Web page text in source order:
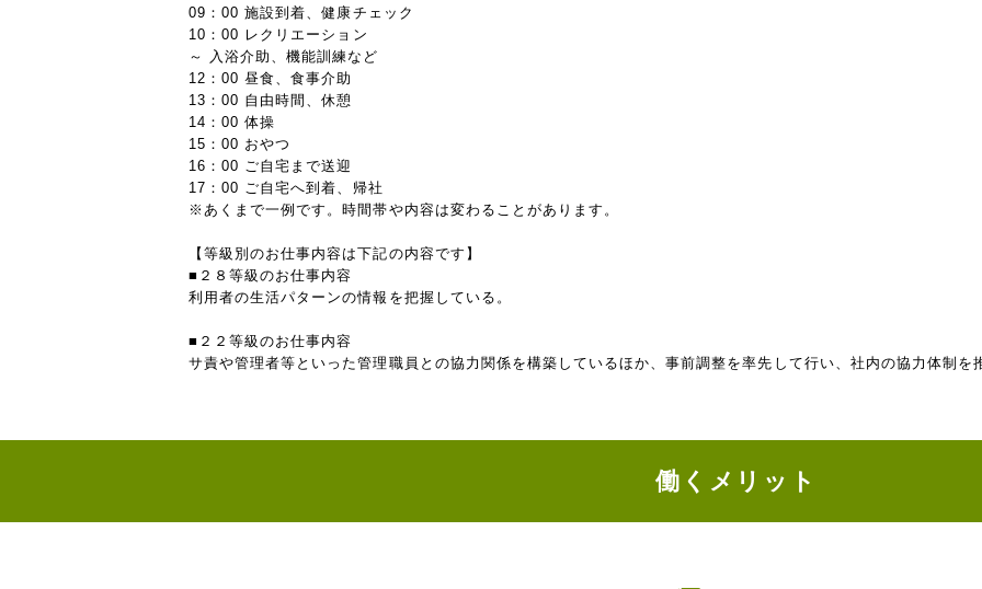
09：00 施設到着、健康チェック
10：00 レクリエーション
～ 入浴介助、機能訓練など
12：00 昼食、食事介助
13：00 自由時間、休憩
14：00 体操
15：00 おやつ
16：00 ご自宅まで送迎
17：00 ご自宅へ到着、帰社
※あくまで一例です。時間帯や内容は変わることがあります。
【等級別のお仕事内容は下記の内容です】
■２８等級のお仕事内容
利用者の生活パターンの情報を把握している。
■２２等級のお仕事内容
サ責や管理者等といった管理職員との協力関係を構築しているほか、事前調整を率先して行い、社内の協力体制を
働くメリット